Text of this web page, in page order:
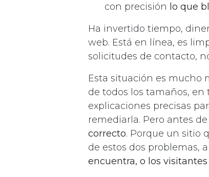
con precisión lo que
Ha invertido tiempo,
web. Está en línea, es
solicitudes de contacto,
Esta situación es mucho
de todos los tamaños, en
explicaciones precisas
remediarla. Pero antes
correcto. Porque un sitio
de estos dos problemas,
encuentra, o los